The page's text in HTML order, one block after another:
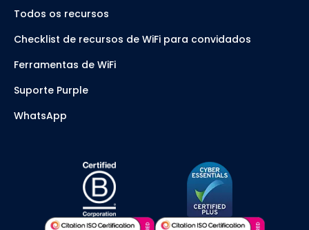
Todos os recursos
Checklist de recursos de WiFi para convidados
Ferramentas de WiFi
Suporte Purple
WhatsApp